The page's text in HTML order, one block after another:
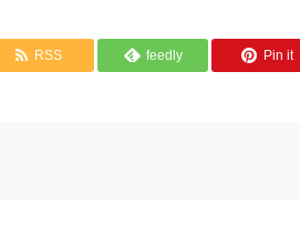
RSS feedly Pin it